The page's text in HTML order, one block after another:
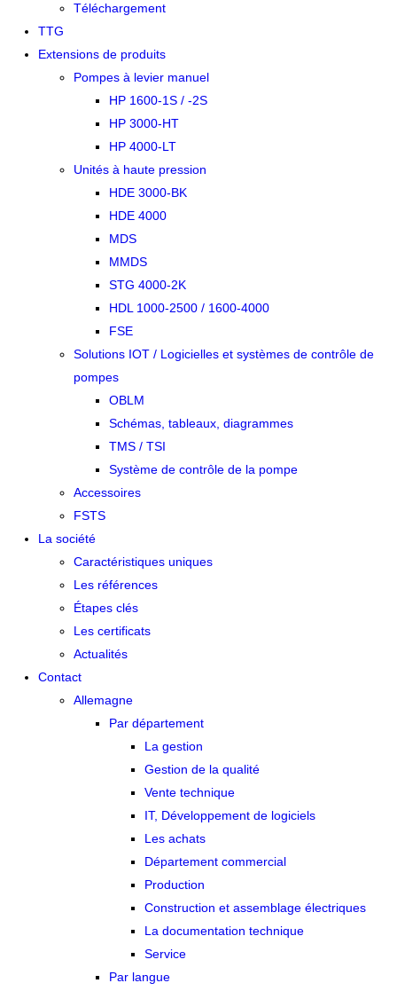
Téléchargement
TTG
Extensions de produits
Pompes à levier manuel
HP 1600-1S / -2S
HP 3000-HT
HP 4000-LT
Unités à haute pression
HDE 3000-BK
HDE 4000
MDS
MMDS
STG 4000-2K
HDL 1000-2500 / 1600-4000
FSE
Solutions IOT / Logicielles et systèmes de contrôle de
pompes
OBLM
Schémas, tableaux, diagrammes
TMS / TSI
Système de contrôle de la pompe
Accessoires
FSTS
La société
Caractéristiques uniques
Les références
Étapes clés
Les certificats
Actualités
Contact
Allemagne
Par département
La gestion
Gestion de la qualité
Vente technique
IT, Développement de logiciels
Les achats
Département commercial
Production
Construction et assemblage électriques
La documentation technique
Service
Par langue